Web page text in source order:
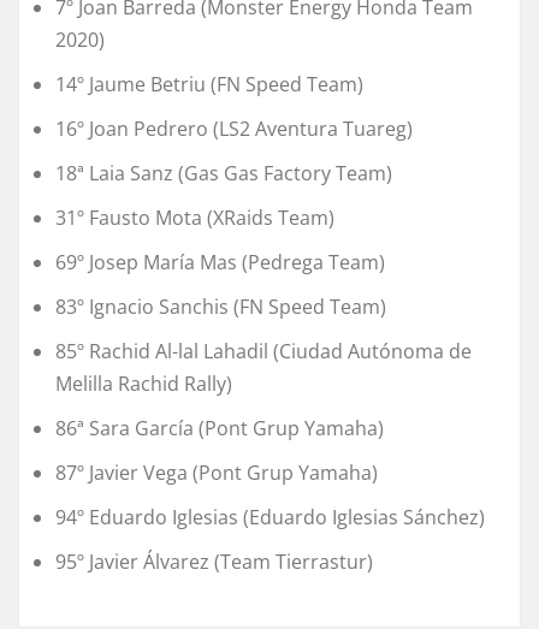
7º Joan Barreda (Monster Energy Honda Team
2020)
14º Jaume Betriu (FN Speed Team)
16º Joan Pedrero (LS2 Aventura Tuareg)
18ª Laia Sanz (Gas Gas Factory Team)
31º Fausto Mota (XRaids Team)
69º Josep María Mas (Pedrega Team)
83º Ignacio Sanchis (FN Speed Team)
85º Rachid Al-lal Lahadil (Ciudad Autónoma de
Melilla Rachid Rally)
86ª Sara García (Pont Grup Yamaha)
87º Javier Vega (Pont Grup Yamaha)
94º Eduardo Iglesias (Eduardo Iglesias Sánchez)
95º Javier Álvarez (Team Tierrastur)